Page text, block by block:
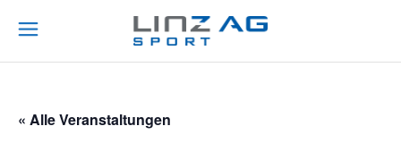
« Alle Veranstaltungen